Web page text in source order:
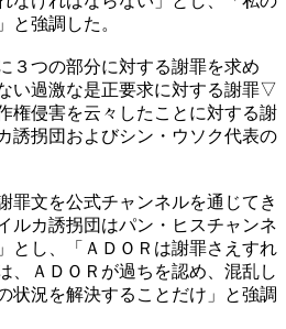
と強調した。
３つの部分に対する謝罪を求め
い過激な是正要求に対する謝罪▽
権侵害を云々したことに対する謝
誘拐団およびシン・ウソク代表の
罪文を公式チャンネルを通じてき
ルカ誘拐団はパン・ヒスチャンネ
とし、「ＡＤＯＲは謝罪さえすれ
、ＡＤＯＲが過ちを認め、混乱し
状況を解決することだけ」と強調